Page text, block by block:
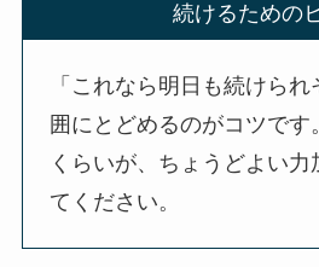
続けるための
「これなら明日も続けら
囲にとどめるのがコツです
くらいが、ちょうどよい
てください。